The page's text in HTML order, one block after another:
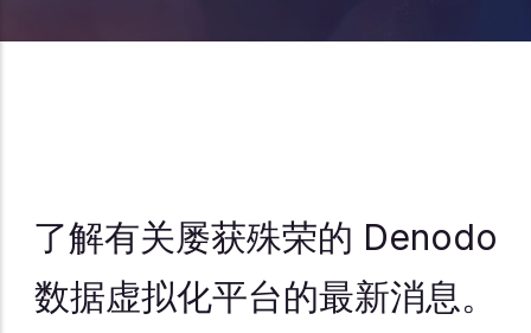
了解有关屡获殊荣的 Denodo
数据虚拟化平台的最新消息。